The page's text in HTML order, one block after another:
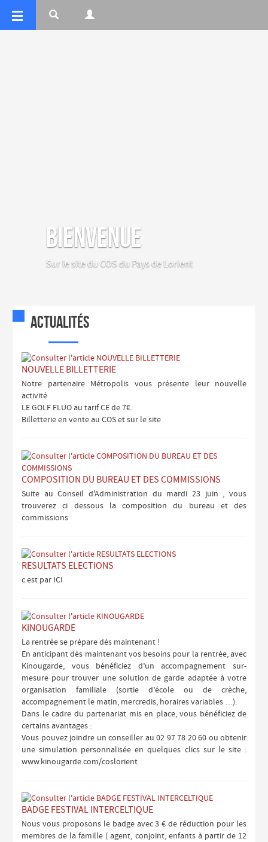
Bienvenue
Sur le site du COS du Pays de Lorient
Actualités
NOUVELLE BILLETTERIE
Notre partenaire Métropolis vous présente leur nouvelle
activité
LE GOLF FLUO au tarif CE de 7€.
Billetterie en vente au COS et sur le site
COMPOSITION DU BUREAU ET DES COMMISSIONS
Suite au Conseil d'Administration du mardi 23 juin , vous
trouverez ci dessous la composition du bureau et des
commissions
RESULTATS ELECTIONS
c est par ICI
KINOUGARDE
La rentrée se prépare dès maintenant !
En anticipant dès maintenant vos besoins pour la rentrée, avec
Kinougarde, vous bénéficiez d’un accompagnement sur-
mesure pour trouver une solution de garde adaptée à votre
organisation familiale (sortie d’école ou de crèche,
accompagnement le matin, mercredis, horaires variables …).
Dans le cadre du partenariat mis en place, vous bénéficiez de
certains avantages :
Vous pouvez joindre un conseiller au 02 97 78 20 60 ou obtenir
une simulation personnalisée en quelques clics sur le site :
www.kinougarde.com/coslorient
BADGE FESTIVAL INTERCELTIQUE
Nous vous proposons le badge avec 3 € de réduction pour les
membres de la famille ( agent, conjoint, enfants à partir de 12